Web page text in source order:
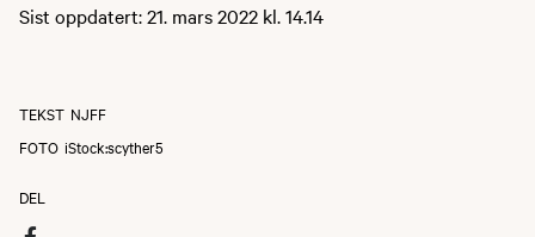
Sist oppdatert: 21. mars 2022 kl. 14.14
TEKST NJFF
FOTO iStock:scyther5
DEL